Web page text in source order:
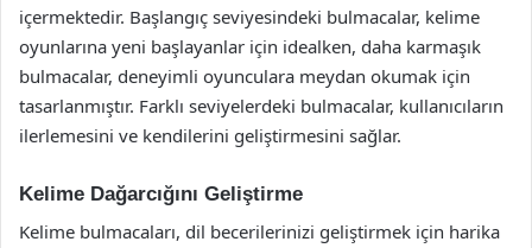
içermektedir. Başlangıç seviyesindeki bulmacalar, kelime
oyunlarına yeni başlayanlar için idealken, daha karmaşık
bulmacalar, deneyimli oyunculara meydan okumak için
tasarlanmıştır. Farklı seviyelerdeki bulmacalar, kullanıcıların
ilerlemesini ve kendilerini geliştirmesini sağlar.
Kelime Dağarcığını Geliştirme
Kelime bulmacaları, dil becerilerinizi geliştirmek için harika